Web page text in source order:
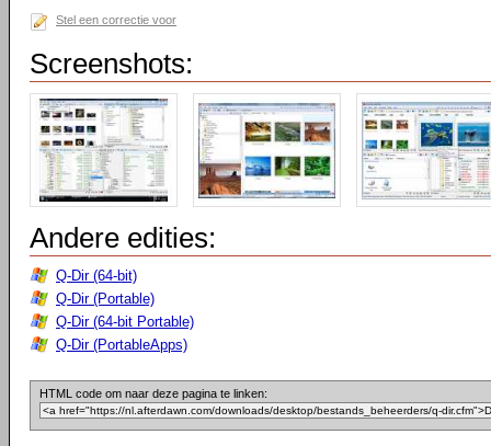
Stel een correctie voor
Screenshots:
Andere edities:
Q-Dir (64-bit)
Q-Dir (Portable)
Q-Dir (64-bit Portable)
Q-Dir (PortableApps)
HTML code om naar deze pagina te linken: